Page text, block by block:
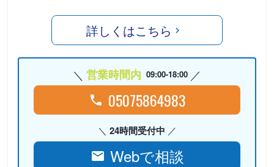
詳しくはこちら
営業時間内 09:00-18:00
05075864983
24時間受付中
Webで相談